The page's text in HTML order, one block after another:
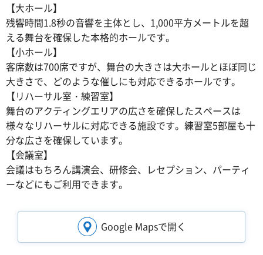
【大ホール】
残響時間1.8秒の音響を主体とし、1,000平方メートルを超
える舞台を確保した本格的ホールです。
【小ホール】
客席数は700席ですが、舞台の大きさは大ホールとほぼ同じ
大きさで、どのような催しにも対応できるホールです。
【リハーサル室・練習室】
舞台のアクティングエリアの広さを確保したスペースは
様々なリハーサルに対応できる施設です。練習室5部屋も十
分な広さを確保しています。
【会議室】
会議はもちろん講演会、研修会、レセプション、パーティ
ーなどにもご利用できます。
Google Mapsで開く